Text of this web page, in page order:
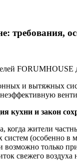
требования,
и вытяжных
кухни и закон
когда жители
систем (особенно в
возможно только
свежего